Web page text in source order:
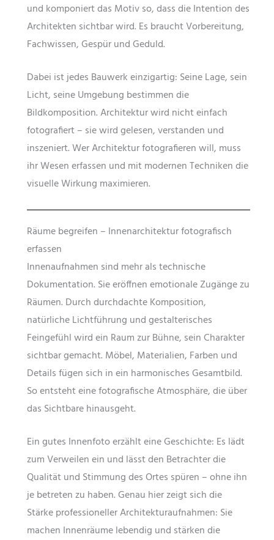
und komponiert das Motiv so, dass die Intention des
Architekten sichtbar wird. Es braucht Vorbereitung,
Fachwissen, Gespür und Geduld.
Dabei ist jedes Bauwerk einzigartig: Seine Lage, sein
Licht, seine Umgebung bestimmen die
Bildkomposition. Architektur wird nicht einfach
fotografiert – sie wird gelesen, verstanden und
inszeniert. Wer Architektur fotografieren will, muss
ihr Wesen erfassen und mit modernen Techniken die
visuelle Wirkung maximieren.
Räume begreifen – Innenarchitektur fotografisch
erfassen
Innenaufnahmen sind mehr als technische
Dokumentation. Sie eröffnen emotionale Zugänge zu
Räumen. Durch durchdachte Komposition,
natürliche Lichtführung und gestalterisches
Feingefühl wird ein Raum zur Bühne, sein Charakter
sichtbar gemacht. Möbel, Materialien, Farben und
Details fügen sich in ein harmonisches Gesamtbild.
So entsteht eine fotografische Atmosphäre, die über
das Sichtbare hinausgeht.
Ein gutes Innenfoto erzählt eine Geschichte: Es lädt
zum Verweilen ein und lässt den Betrachter die
Qualität und Stimmung des Ortes spüren – ohne ihn
je betreten zu haben. Genau hier zeigt sich die
Stärke professioneller Architekturaufnahmen: Sie
machen Innenräume lebendig und stärken die